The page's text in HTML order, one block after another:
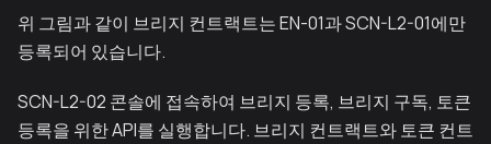
위 그림과 같이 브리지 컨트랙트는 EN-01과 SCN-L2-01에만
등록되어 있습니다.
SCN-L2-02 콘솔에 접속하여 브리지 등록, 브리지 구독, 토큰
등록을 위한 API를 실행합니다. 브리지 컨트랙트와 토큰 컨트